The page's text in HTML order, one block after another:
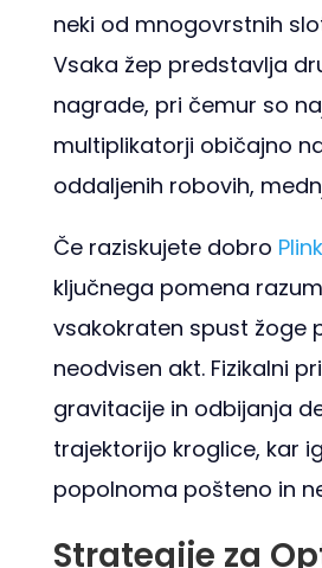
neki od mnogovrstnih
Vsaka žep predstavlja
nagrade, pri čemur so
multiplikatorji običajno
oddaljenih robovih,
Če raziskujete dobro
ključnega pomena
vsakokraten spust žoge
neodvisen akt. Fizikalni
gravitacije in odbijanja
trajektorijo kroglice, kar
popolnoma pošteno in
Strategije za